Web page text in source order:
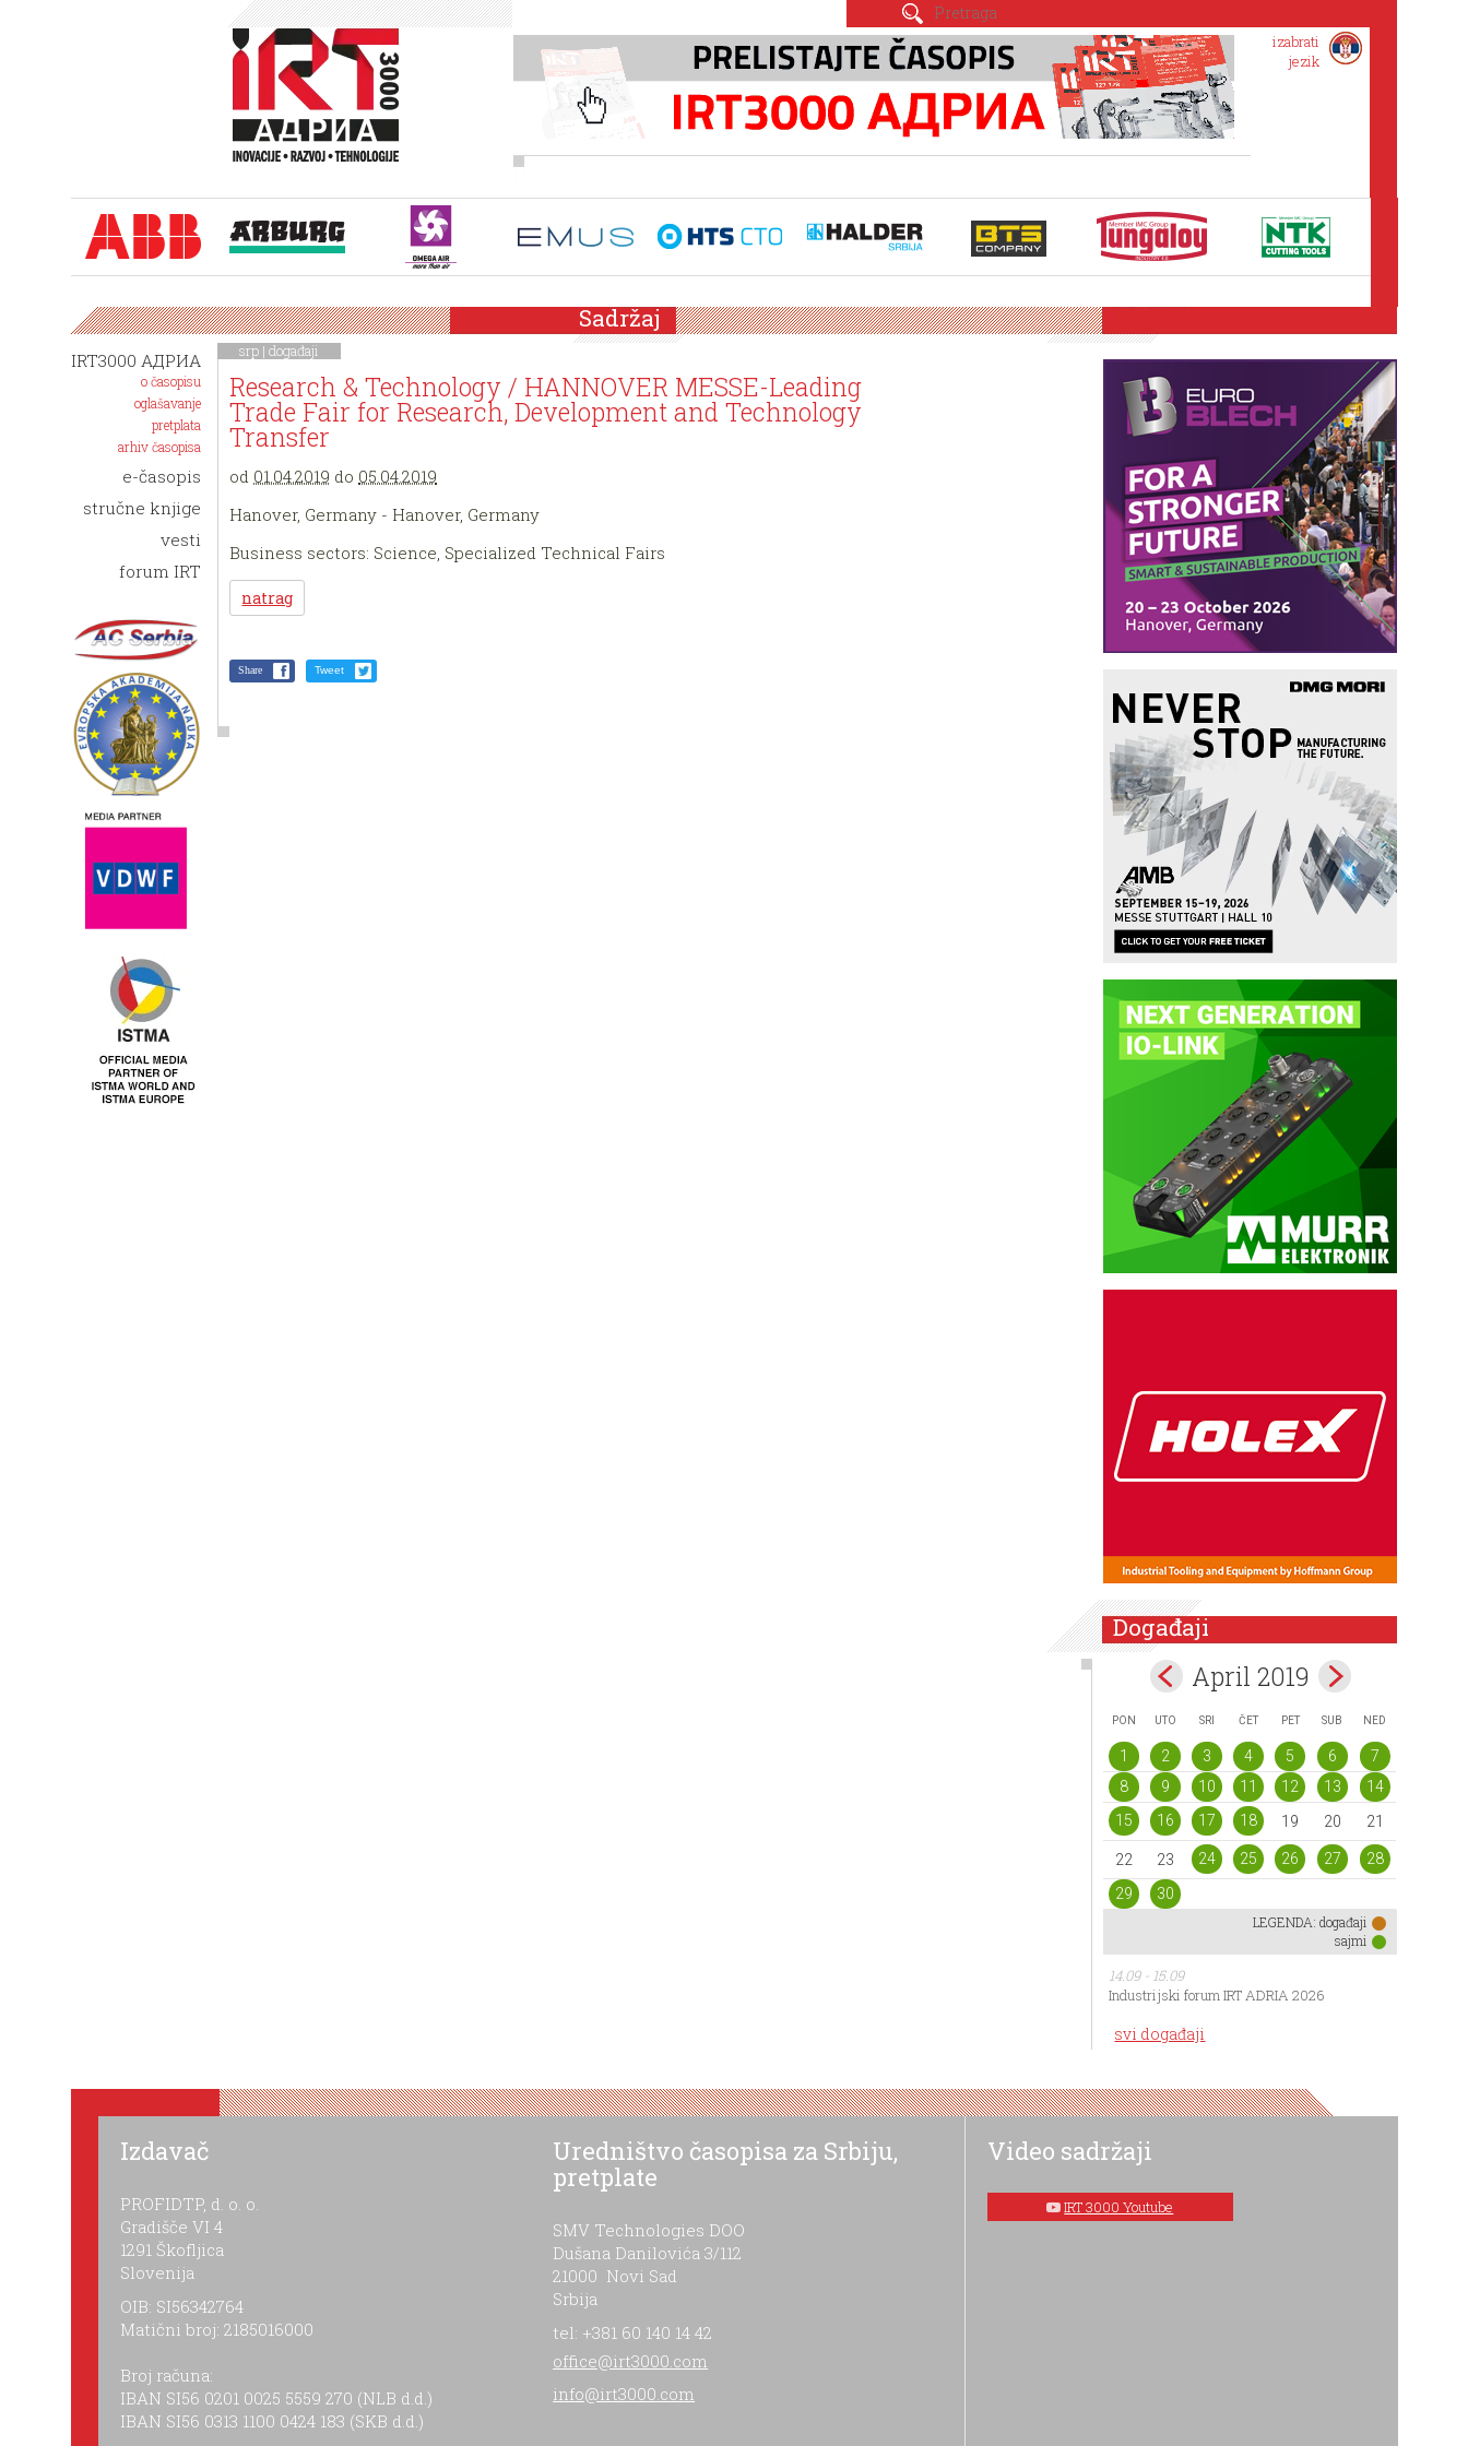
izabrati
jezik
IRT3000 АДРИА
o časopisu
oglašavanje
pretplata
arhiv časopisa
e-časopis
stručne knjige
vesti
forum IRT
Sadržaj
srp |događaji
Research & Technology / HANNOVER MESSE-Leading
Trade Fair for Research, Development and Technology
Transfer
od 01.04.2019 do 05.04.2019
Hanover, Germany - Hanover, Germany
Business sectors: Science, Specialized Technical Fairs
natrag
Share Tweet
Događaji
April 2019
PON UTO SRI ČET PET SUB NED
1 2 3 4 5 6
7
8
9 10 11 12 13
14
15
16 17 18 19 20 21
22 23 24 25 26 27
28
29
30
LEGENDA: događaji
sajmi
14.09 - 15.09
Industrijski forum IRT ADRIA 2026
svi događaji
Izdavač
PROFIDTP, d. o. o.
Gradišče VI 4
1291 Škofljica
Slovenija
OIB: SI56342764
Matični broj: 2185016000
Broj računa:
IBAN SI56 0201 0025 5559 270 (NLB d.d.)
IBAN SI56 0313 1100 0424 183 (SKB d.d.)
Uredništvo časopisa za Srbiju,
pretplate
SMV Technologies DOO
Dušana Danilovića 3/112
21000 Novi Sad
Srbija
tel: +381 60 140 14 42
office@irt3000.com
info@irt3000.com
Video sadržaji
IRT 3000 Youtube